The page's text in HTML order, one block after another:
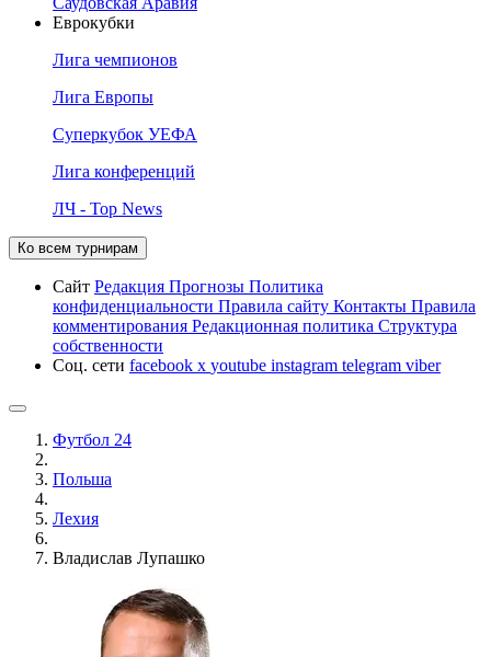
Еврокубки
Лига чемпионов
Лига Европы
Суперкубок УЕФА
Лига конференций
ЛЧ - Top News
Ко всем турнирам
Сайт Редакция Прогнозы Политика
конфиденциальности Правила сайту Контакты Правила
комментирования Редакционная политика Структура
собственности
Соц. сети facebook x youtube instagram telegram viber
Футбол 24
Польша
Лехия
Владислав Лупашко